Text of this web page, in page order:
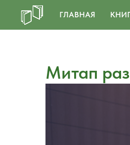
ГЛАВНАЯ
Митап